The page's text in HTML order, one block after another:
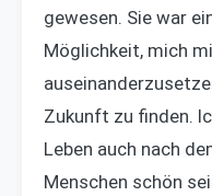
gewesen. Sie war
Möglichkeit, mich
Zukunft zu finden.
Leben auch nach
Menschen schön